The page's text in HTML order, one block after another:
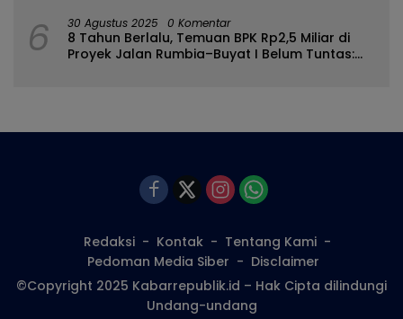
6 30 Agustus 2025 0 Komentar
8 Tahun Berlalu, Temuan BPK Rp2,5 Miliar di
Proyek Jalan Rumbia–Buyat I Belum Tuntas:
Redaksi Kontak
Tentang Kami
Pedoman Media Siber
Disclaimer
©Copyright 2025 Kabarrepublik.id – Hak Cipta dilindungi
Undang-undang